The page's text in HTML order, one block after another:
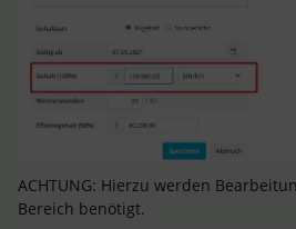
ACHTUNG: Hierzu werden
Bereich benötigt.